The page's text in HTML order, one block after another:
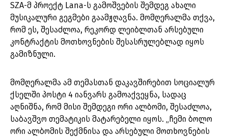
SZA-მ პროექტ Lana-ს გამოშვების შემდეგ ახალი
მუსიკალური გეგმები გაამჟღავნა. მომღერალმა თქვა,
რომ ეს, შესაძლოა, რეკორდ ლეიბლთან არსებული
კონტრაქტის მოთხოვნების შესასრულებლად იყოს
გამიზნული.
მომღერალმა ამ თემასთან დაკავშირებით სოციალურ
ქსელში პოსტი 4 იანვარს გამოაქვეყნა, სადაც
აღნიშნა, რომ მისი შემდეგი ორი ალბომი, შესაძლოა,
საბავშვო თემატიკის მატარებელი იყოს. „ჩემი ბოლო
ორი ალბომის შექმნისა და არსებული მოთხოვნების